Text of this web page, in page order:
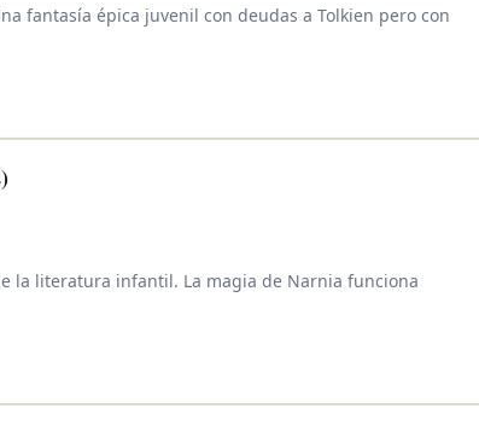
fantasía épica juvenil con deudas a Tolkien pero con
la literatura infantil. La magia de Narnia funciona